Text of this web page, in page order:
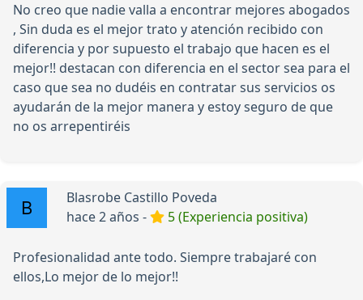
No creo que nadie valla a encontrar mejores abogados
, Sin duda es el mejor trato y atención recibido con
diferencia y por supuesto el trabajo que hacen es el
mejor!! destacan con diferencia en el sector sea para el
caso que sea no dudéis en contratar sus servicios os
ayudarán de la mejor manera y estoy seguro de que
no os arrepentiréis
Blasrobe Castillo Poveda
hace 2 años -
5 (Experiencia positiva)
Profesionalidad ante todo. Siempre trabajaré con
ellos,Lo mejor de lo mejor!!